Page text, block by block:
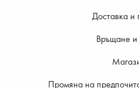
Доставка и
Връщане
Промяна на